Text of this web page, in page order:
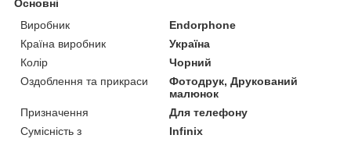
Основні
Виробник
Endorphone
Країна виробник
Україна
Колір
Чорний
Оздоблення та прикраси
Фотодрук, Друкований
малюнок
Призначення
Для телефону
Сумісність з
Infinix